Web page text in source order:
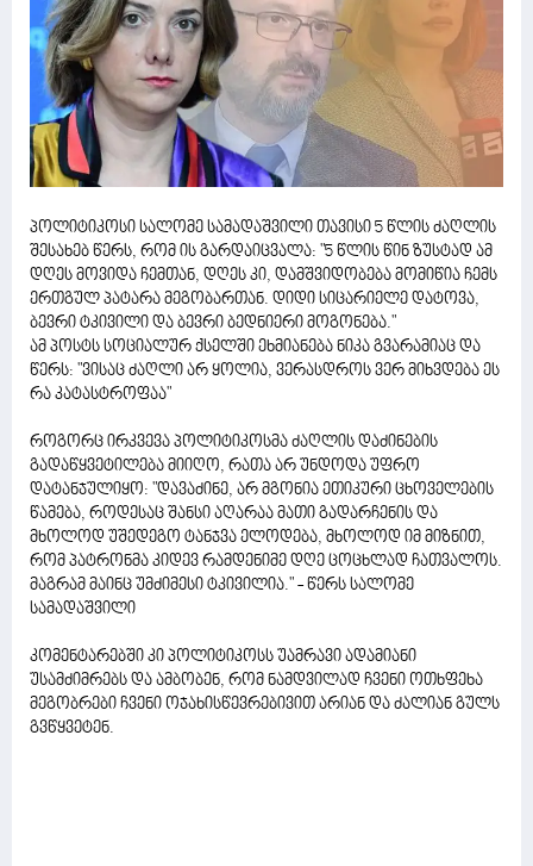
პოლიტიკოსი სალომე სამადაშვილი თავისი 5 წლის ძაღლის
შესახებ წერს, რომ ის გარდაიცვალა: "5 წლის წინ ზუსტად ამ
დღეს მოვიდა ჩემთან, დღეს კი, დამშვიდობება მომიწია ჩემს
ერთგულ პატარა მეგობართან. დიდი სიცარიელე დატოვა,
ბევრი ტკივილი და ბევრი ბედნიერი მოგონება."
ამ პოსტს სოციალურ ქსელში ეხმიანება ნიკა გვარამიაც და
წერს: "ვისაც ძაღლი არ ყოლია, ვერასდროს ვერ მიხვდება ეს
რა კატასტროფაა"
როგორც ირკვევა პოლიტიკოსმა ძაღლის დაძინების
გადაწყვეტილება მიიღო, რათა არ უნდოდა უფრო
დატანჯულიყო: "დავაძინე, არ მგონია ეთიკური ცხოველების
წამება, როდესაც შანსი აღარაა მათი გადარჩენის და
მხოლოდ უშედეგო ტანჯვა ელოდება, მხოლოდ იმ მიზნით,
რომ პატრონმა კიდევ რამდენიმე დღე ცოცხლად ჩათვალოს.
მაგრამ მაინც უმძიმესი ტკივილია." - წერს სალომე
სამადაშვილი
კომენტარებში კი პოლიტიკოსს უამრავი ადამიანი
უსამძიმრებს და ამბობენ, რომ ნამდვილად ჩვენი ოთხფეხა
მეგობრები ჩვენი ოჯახისწევრებივით არიან და ძალიან გულს
გვწყვეტენ.